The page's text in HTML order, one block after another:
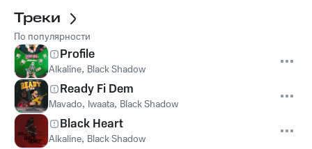
Треки
По популярности
Profile
Alkaline, Black Shadow
Ready Fi Dem
Mavado, Iwaata, Black Shadow
Black Heart
Alkaline, Black Shadow